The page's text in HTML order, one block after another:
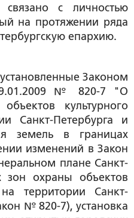
связано с личностью
на протяжении ряда
епархию.
Законом
№ 820-7 "О
культурного
Санкт-Петербурга и
земель в границах
изменений в Закон
плане Санкт-
зон охраны объектов
на территории Санкт-
№ 820-7), установка